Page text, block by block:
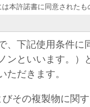
本許諾書に同意された
、下記使用条件に
ンといいます。）
ただきます。
その複製物に関